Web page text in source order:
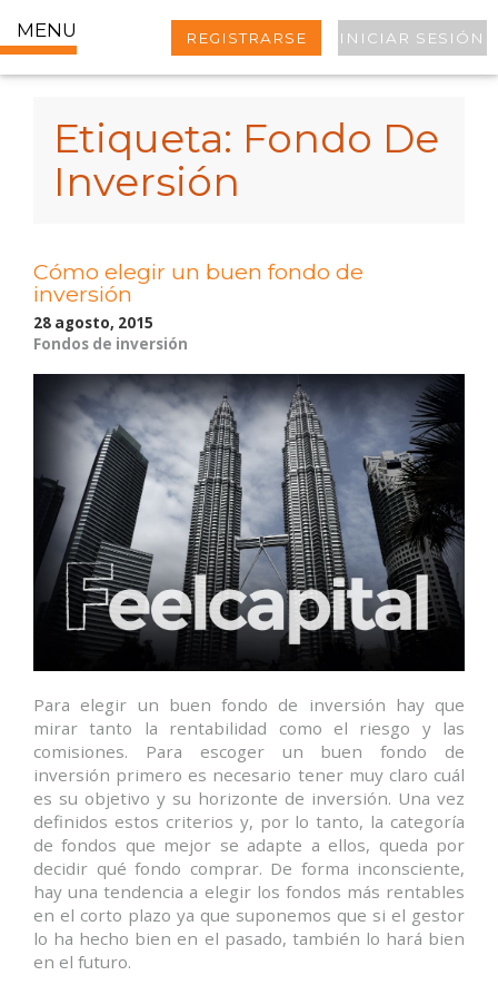
MENU REGISTRARSE INICIAR SESIÓN
Etiqueta: Fondo De
Inversión
Cómo elegir un buen fondo de
inversión
28 agosto, 2015
Fondos de inversión
Para elegir un buen fondo de inversión hay que
mirar tanto la rentabilidad como el riesgo y las
comisiones. Para escoger un buen fondo de
inversión primero es necesario tener muy claro cuál
es su objetivo y su horizonte de inversión. Una vez
definidos estos criterios y, por lo tanto, la categoría
de fondos que mejor se adapte a ellos, queda por
decidir qué fondo comprar. De forma inconsciente,
hay una tendencia a elegir los fondos más rentables
en el corto plazo ya que suponemos que si el gestor
lo ha hecho bien en el pasado, también lo hará bien
en el futuro.